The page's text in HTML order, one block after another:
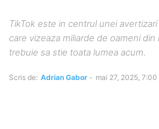
TikTok este in centrul unei
care vizeaza miliarde de oameni
trebuie sa stie toata lumea acum.
Scris de: Adrian Gabor - mai 27, 2025, 7:00